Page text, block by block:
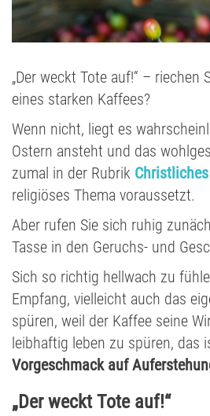
„Der weckt Tote auf!“ – riechen
eines starken Kaffees?
Wenn nicht, liegt es
Ostern ansteht und das
zumal in der Rubrik
religiöses Thema voraussetzt.
Aber rufen Sie sich ruhig
Tasse in den Geruchs- und
Sich so richtig hellwach zu
Empfang, vielleicht auch das
spüren, weil der Kaffee seine
leibhaftig leben zu spüren, das
Vorgeschmack auf
„Der weckt Tote auf!“